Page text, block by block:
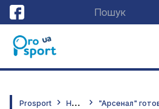
Prosport Н
овини